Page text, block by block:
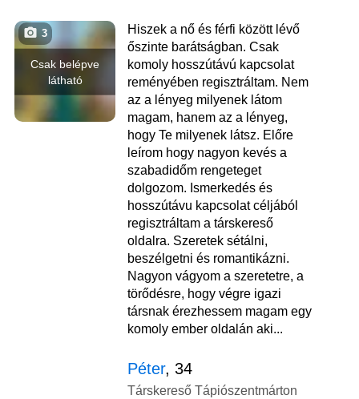
Csak belépve
látható
3
Hiszek a nő és férfi között lévő
őszinte barátságban. Csak
komoly hosszútávú kapcsolat
reményében regisztráltam. Nem
az a lényeg milyenek látom
magam, hanem az a lényeg,
hogy Te milyenek látsz. Előre
leírom hogy nagyon kevés a
szabadidőm rengeteget
dolgozom. Ismerkedés és
hosszútávu kapcsolat céljából
regisztráltam a társkereső
oldalra. Szeretek sétálni,
beszélgetni és romantikázni.
Nagyon vágyom a szeretetre, a
törődésre, hogy végre igazi
társnak érezhessem magam egy
komoly ember oldalán aki...
Péter, 34
Társkereső Tápiószentmárton